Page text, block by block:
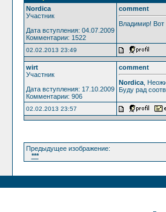
Nordica
Участник
Дата вступления: 04.07.2009
Комментарии: 1522
comment
Владимир! Вот
02.02.2013 23:49
wirt
Участник
Дата вступления: 17.10.2009
Комментарии: 906
comment
Nordica,
Буду рад
02.02.2013 23:57
Предыдущее изображение:
***